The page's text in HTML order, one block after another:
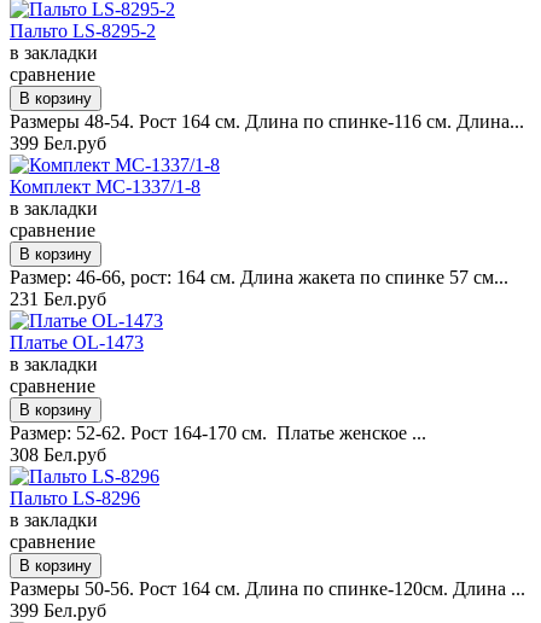
Пальто LS-8295-2
в закладки
сравнение
Размеры 48-54. Рост 164 см. Длина по спинке-116 см. Длина...
399 Бел.руб
Комплект MC-1337/1-8
в закладки
сравнение
Размер: 46-66, рост: 164 см. Длина жакета по спинке 57 см...
231 Бел.руб
Платье OL-1473
в закладки
сравнение
Размер: 52-62. Рост 164-170 см. Платье женское ...
308 Бел.руб
Пальто LS-8296
в закладки
сравнение
Размеры 50-56. Рост 164 см. Длина по спинке-120см. Длина ...
399 Бел.руб